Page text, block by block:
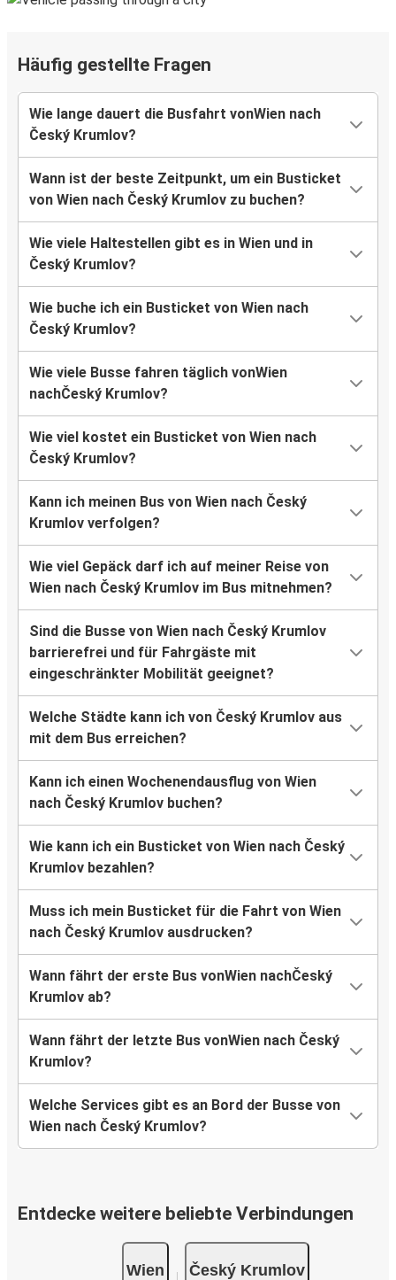
Häufig gestellte Fragen
Wie lange dauert die Busfahrt vonWien nach
Český Krumlov?
Wann ist der beste Zeitpunkt, um ein Busticket
von Wien nach Český Krumlov zu buchen?
Wie viele Haltestellen gibt es in Wien und in
Český Krumlov?
Wie buche ich ein Busticket von Wien nach
Český Krumlov?
Wie viele Busse fahren täglich vonWien
nachČeský Krumlov?
Wie viel kostet ein Busticket von Wien nach
Český Krumlov?
Kann ich meinen Bus von Wien nach Český
Krumlov verfolgen?
Wie viel Gepäck darf ich auf meiner Reise von
Wien nach Český Krumlov im Bus mitnehmen?
Sind die Busse von Wien nach Český Krumlov
barrierefrei und für Fahrgäste mit
eingeschränkter Mobilität geeignet?
Welche Städte kann ich von Český Krumlov aus
mit dem Bus erreichen?
Kann ich einen Wochenendausflug von Wien
nach Český Krumlov buchen?
Wie kann ich ein Busticket von Wien nach Český
Krumlov bezahlen?
Muss ich mein Busticket für die Fahrt von Wien
nach Český Krumlov ausdrucken?
Wann fährt der erste Bus vonWien nachČeský
Krumlov ab?
Wann fährt der letzte Bus vonWien nach Český
Krumlov?
Welche Services gibt es an Bord der Busse von
Wien nach Český Krumlov?
Entdecke weitere beliebte Verbindungen
Wien Český Krumlov